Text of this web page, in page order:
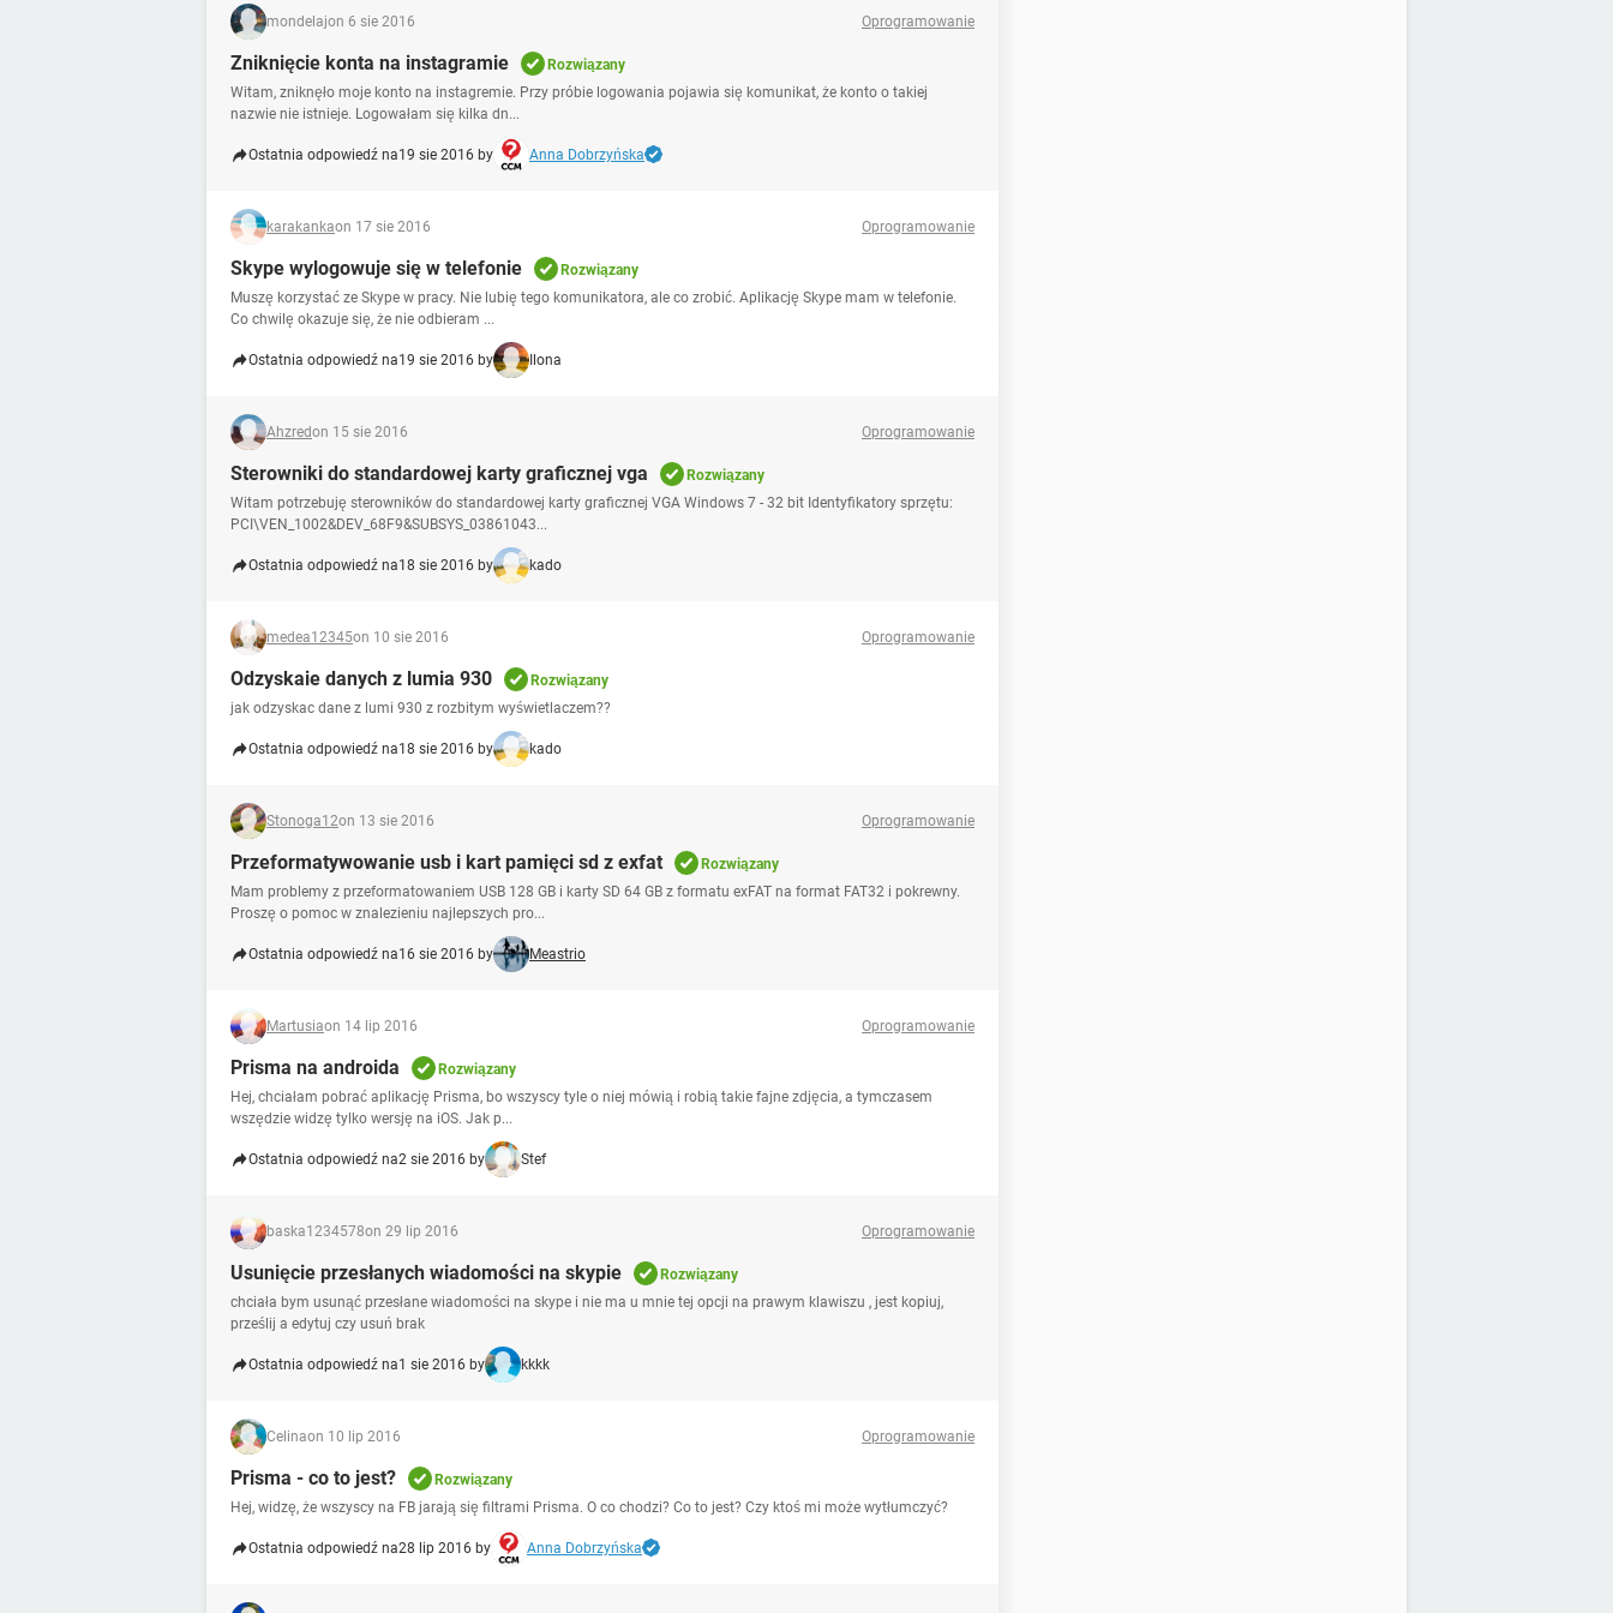
mondelajon 6 sie 2016 Oprogramowanie
Zniknięcie konta na instagramie
Rozwiązany
Witam, zniknęło moje konto na instagremie. Przy próbie logowania pojawia się komunikat, że konto o takiej
nazwie nie istnieje. Logowałam się kilka dn...
Ostatnia odpowiedź na19 sie 2016 by Anna Dobrzyńska
karakankaon 17 sie 2016 Oprogramowanie
Skype wylogowuje się w telefonie
Rozwiązany
Muszę korzystać ze Skype w pracy. Nie lubię tego komunikatora, ale co zrobić. Aplikację Skype mam w telefonie.
Co chwilę okazuje się, że nie odbieram ...
Ostatnia odpowiedź na19 sie 2016 by Ilona
Ahzredon 15 sie 2016 Oprogramowanie
Sterowniki do standardowej karty graficznej vga
Rozwiązany
Witam potrzebuję sterowników do standardowej karty graficznej VGA Windows 7 - 32 bit Identyfikatory sprzętu:
PCI\VEN_1002&DEV_68F9&SUBSYS_03861043...
Ostatnia odpowiedź na18 sie 2016 by kado
medea12345on 10 sie 2016 Oprogramowanie
Odzyskaie danych z lumia 930
Rozwiązany
jak odzyskac dane z lumi 930 z rozbitym wyświetlaczem??
Ostatnia odpowiedź na18 sie 2016 by kado
Stonoga12on 13 sie 2016 Oprogramowanie
Przeformatywowanie usb i kart pamięci sd z exfat
Rozwiązany
Mam problemy z przeformatowaniem USB 128 GB i karty SD 64 GB z formatu exFAT na format FAT32 i pokrewny.
Proszę o pomoc w znalezieniu najlepszych pro...
Ostatnia odpowiedź na16 sie 2016 by Meastrio
Martusiaon 14 lip 2016 Oprogramowanie
Prisma na androida
Rozwiązany
Hej, chciałam pobrać aplikację Prisma, bo wszyscy tyle o niej mówią i robią takie fajne zdjęcia, a tymczasem
wszędzie widzę tylko wersję na iOS. Jak p...
Ostatnia odpowiedź na2 sie 2016 by Stef
baska1234578on 29 lip 2016 Oprogramowanie
Usunięcie przesłanych wiadomości na skypie
Rozwiązany
chciała bym usunąć przesłane wiadomości na skype i nie ma u mnie tej opcji na prawym klawiszu , jest kopiuj,
prześlij a edytuj czy usuń brak
Ostatnia odpowiedź na1 sie 2016 by kkkk
Celinaon 10 lip 2016 Oprogramowanie
Prisma - co to jest?
Rozwiązany
Hej, widzę, że wszyscy na FB jarają się filtrami Prisma. O co chodzi? Co to jest? Czy ktoś mi może wytłumczyć?
Ostatnia odpowiedź na28 lip 2016 by Anna Dobrzyńska